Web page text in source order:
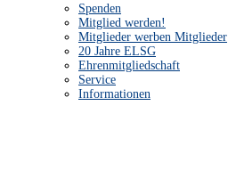
Spenden
Mitglied werden!
Mitglieder werben Mitglieder
20 Jahre ELSG
Ehrenmitgliedschaft
Service
Informationen